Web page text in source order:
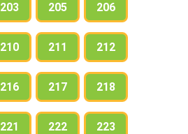
203 205 206
210 211 212
216 217 218
221 222 223